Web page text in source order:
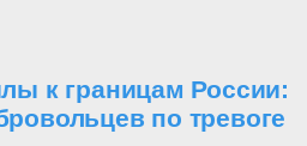
к границам России:
по тревоге